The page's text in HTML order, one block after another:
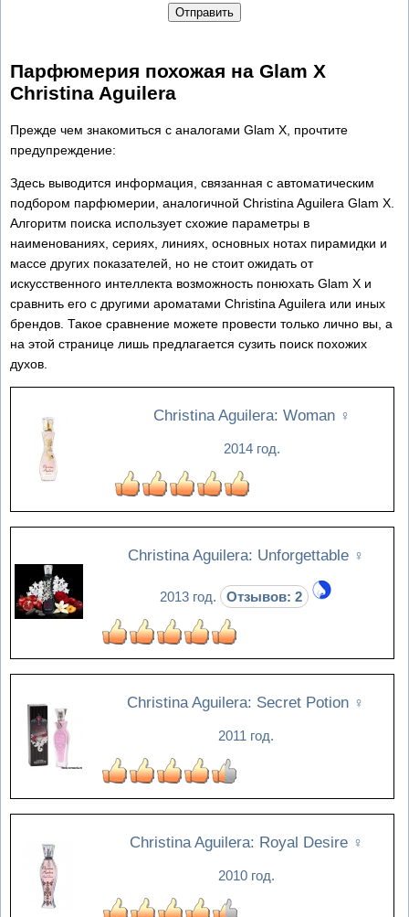
Отправить
Парфюмерия похожая на Glam X
Christina Aguilera
Прежде чем знакомиться с аналогами Glam X, прочтите
предупреждение:
Здесь выводится информация, связанная с автоматическим
подбором парфюмерии, аналогичной Christina Aguilera Glam X.
Алгоритм поиска использует схожие параметры в
наименованиях, сериях, линиях, основных нотах пирамидки и
массе других показателей, но не стоит ожидать от
искусственного интеллекта возможность понюхать Glam X и
сравнить его с другими ароматами Christina Aguilera или иных
брендов. Такое сравнение можете провести только лично вы, а
на этой странице лишь предлагается сузить поиск похожих
духов.
Christina Aguilera: Woman ♀
2014 год.
Christina Aguilera: Unforgettable ♀
2013 год. Отзывов: 2
Christina Aguilera: Secret Potion ♀
2011 год.
Christina Aguilera: Royal Desire ♀
2010 год.